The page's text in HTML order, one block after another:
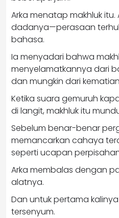
Arka menatap makhluk
dadanya—perasaan
bahasa.
Ia menyadari bahwa
menyelamatkannya dari
dan mungkin dari
Ketika suara gemuruh
di langit, makhluk itu
Sebelum benar-benar
memancarkan cahaya
seperti ucapan
Arka membalas dengan
alatnya.
Dan untuk pertama
tersenyum.